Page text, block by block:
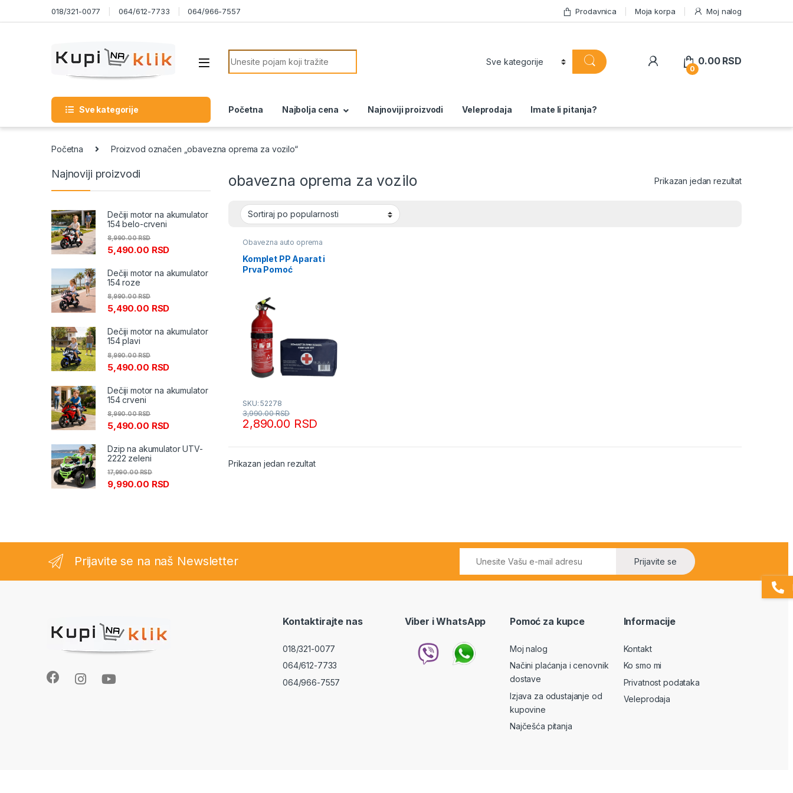
Skip to navigation018/321-0077 064/612-7733 064/966-7557 Prodavnica Moja korpa Moj nalog
Search for:
0
0.00 RSD
Sve kategorije Početna Najbolja cena Najnoviji proizvodi Veleprodaja Imate li pitanja?
Početna Proizvod označen „obavezna oprema za vozilo“
obavezna oprema za vozilo Prikazan jedan rezultat
Obavezna auto oprema
Komplet PP Aparat i
Prva Pomoć
SKU: 52278
2,890.00 RSD
3,990.00RSD
Prikazan jedan rezultat
Najnoviji proizvodi
Dečiji motor na akumulator
154 belo-crveni
5,490.00 RSD
8,990.00RSD
Dečiji motor na akumulator
154 roze
5,490.00 RSD
8,990.00RSD
Dečiji motor na akumulator
154 plavi
5,490.00 RSD
8,990.00RSD
Dečiji motor na akumulator
154 crveni
5,490.00 RSD
8,990.00RSD
Dzip na akumulator UTV-
2222 zeleni
9,990.00 RSD
17,990.00RSD
Prijavite se na naš Newsletter Prijavite se
Kontaktirajte nas
018/321-0077
064/612-7733
064/966-7557
Viber i WhatsApp Pomoć za kupce
Moj nalog
Načini plaćanja i cenovnik
dostave
Izjava za odustajanje od
kupovine
Najčešća pitanja
Informacije
Kontakt
Ko smo mi
Privatnost podataka
Veleprodaja